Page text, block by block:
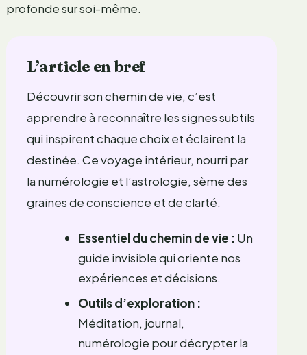
profonde sur soi-même.
L’article en bref
Découvrir son chemin de vie, c’est
apprendre à reconnaître les signes subtils
qui inspirent chaque choix et éclairent la
destinée. Ce voyage intérieur, nourri par
la numérologie et l’astrologie, sème des
graines de conscience et de clarté.
Essentiel du chemin de vie : Un
guide invisible qui oriente nos
expériences et décisions.
Outils d’exploration :
Méditation, journal,
numérologie pour décrypter la